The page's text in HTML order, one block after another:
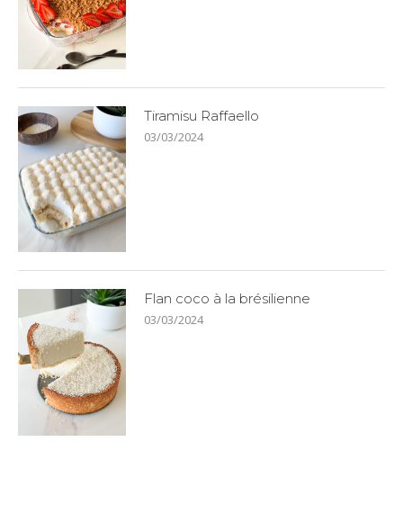
Tiramisu Raffaello
03/03/2024
Flan coco à la brésilienne
03/03/2024